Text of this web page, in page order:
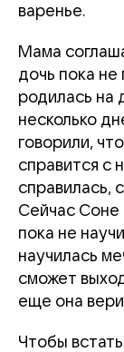
варенье.
Мама
дочь пока
родилась на
несколько
говорили,
справится с
справилась,
Сейчас Соне
пока не
научилась
сможет
еще она
Чтобы